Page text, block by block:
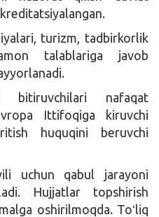
turizm, tadbirkorlik
talablariga javob
bitiruvchilari nafaqat
Ittifoqiga kiruvchi
huquqini beruvchi
uchun qabul jarayoni
Hujjatlar topshirish
oshirilmoqda. Toʻliq